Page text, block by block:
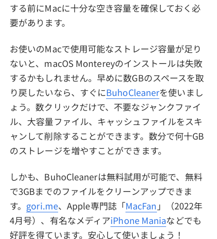
する前にMacに十分な空き容量を確保しておく必
要があります。
お使いのMacで使用可能なストレージ容量が足り
ないと、macOS Montereyのインストールは失敗
するかもしれません。早めに数GBのスペースを取
り戻したいなら、すぐにBuhoCleanerを使いまし
ょう。数クリックだけで、不要なジャンクファイ
ル、大容量ファイル、キャッシュファイルをスキ
ャンして削除することができます。数分で何十GB
のストレージを増やすことができます。
しかも、BuhoCleanerは無料試用が可能で、無料
で3GBまでのファイルをクリーンアップできま
す。 gori.me、Apple専門誌「MacFan 」（2022年
4月号）、有名なメディアiPhone Maniaなどでも
好評を得ています。安心して使いましょう！